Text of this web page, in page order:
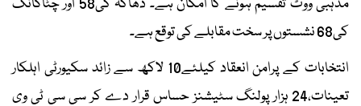
مذہبی ووٹ تقسیم ہونے کا امکان ہے۔ ڈھاکہ کی58 اور چٹاگانگ
کی68 نشستوں پر سخت مقابلے کی توقع ہے۔
انتخابات کے پرامن انعقاد کیلئے10 لاکھ سے زائد سکیورٹی اہلکار
تعینات،24 ہزار پولنگ سٹیشنز حساس قرار دے کر سی سی ٹی وی